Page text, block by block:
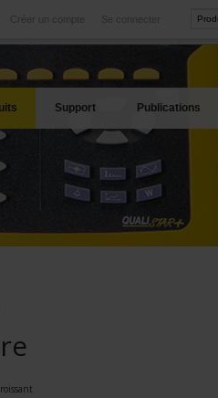
Se connecter
Créer un compte
Nos meilleures offres
Support Publications